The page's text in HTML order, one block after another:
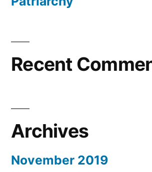
Recent
Archives
November 2019